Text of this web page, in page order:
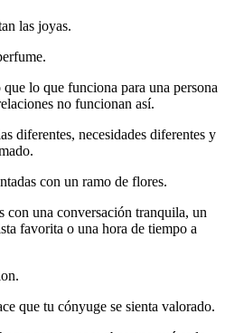
las joyas.
lo que funciona para una persona
no funcionan así.
diferentes, necesidades diferentes y
con un ramo de flores.
con una conversación tranquila, un
favorita o una hora de tiempo a
que tu cónyuge se sienta valorado.